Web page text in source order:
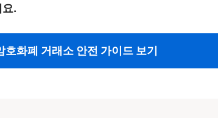
.
호화폐 거래소 안전 가이드 보기